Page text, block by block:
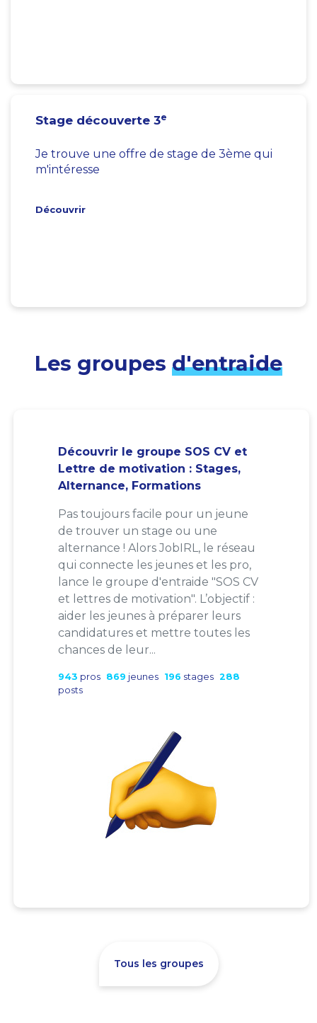
Stage découverte 3e
Je trouve une offre de stage de 3ème qui
m'intéresse
Découvrir
Les groupes d'entraide
Découvrir le groupe SOS CV et
Lettre de motivation : Stages,
Alternance, Formations
Pas toujours facile pour un jeune
de trouver un stage ou une
alternance ! Alors JobIRL, le réseau
qui connecte les jeunes et les pro,
lance le groupe d'entraide "SOS CV
et lettres de motivation". L’objectif :
aider les jeunes à préparer leurs
candidatures et mettre toutes les
chances de leur...
943 pros 869 jeunes 196 stages 288
posts
Tous les groupes